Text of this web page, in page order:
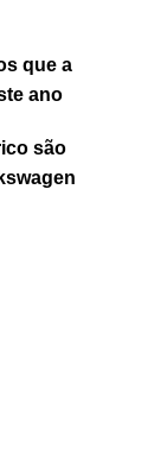
que a
ano
são